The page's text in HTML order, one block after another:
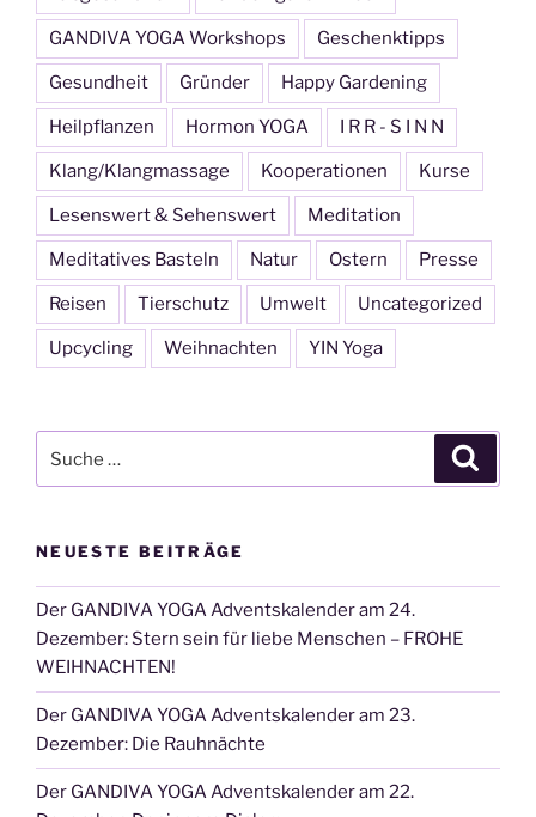
GANDIVA YOGA Workshops Geschenktipps
Gesundheit Gründer Happy Gardening
Heilpflanzen Hormon YOGA I R R - S I N N
Klang/Klangmassage Kooperationen Kurse
Lesenswert & Sehenswert Meditation
Meditatives Basteln Natur Ostern Presse
Reisen Tierschutz Umwelt Uncategorized
Upcycling Weihnachten YIN Yoga
nach:
NEUESTE BEITRÄGE
Der GANDIVA YOGA Adventskalender am 24.
Dezember: Stern sein für liebe Menschen – FROHE
WEIHNACHTEN!
Der GANDIVA YOGA Adventskalender am 23.
Dezember: Die Rauhnächte
Der GANDIVA YOGA Adventskalender am 22.